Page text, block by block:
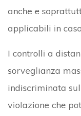
anche e
applicabili in
I controlli a
sorveglianza
indiscriminata
violazione che